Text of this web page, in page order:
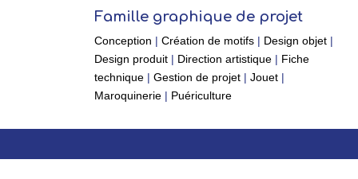
Famille graphique de projet
Conception | Création de motifs| Design objet|
Design produit| Direction artistique| Fiche
technique| Gestion de projet| Jouet|
Maroquinerie| Puériculture